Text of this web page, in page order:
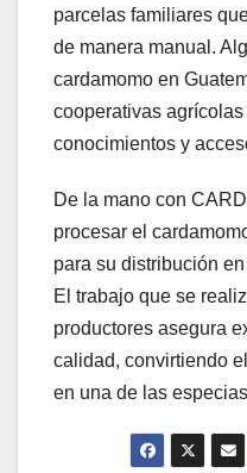
parcelas familiares
de manera manual.
cardamomo en
cooperativas
conocimientos y
De la mano con
procesar el
para su distribución
El trabajo que se
productores asegura
calidad, convirtiendo
en una de las